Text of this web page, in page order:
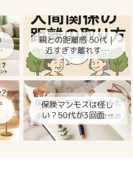
親との距離感 50代｜
近すぎず離れすぎ
ず、心が楽になる整
保険マンモスは怪し
い？50代が3回面談
して分かった本当の
ところ